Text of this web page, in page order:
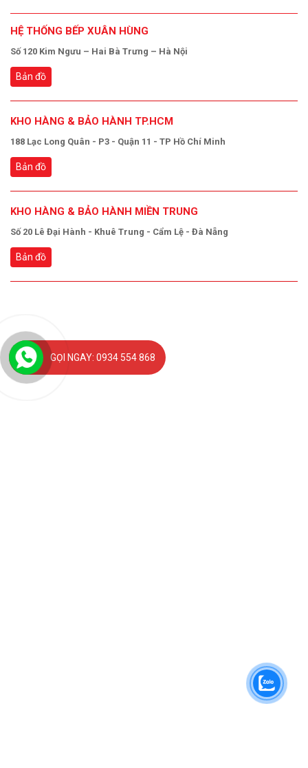
HỆ THỐNG BẾP XUÂN HÙNG
Số 120 Kim Ngưu – Hai Bà Trưng – Hà Nội
Bản đồ
KHO HÀNG & BẢO HÀNH TP.HCM
188 Lạc Long Quân - P3 - Quận 11 - TP Hồ Chí Minh
Bản đồ
KHO HÀNG & BẢO HÀNH MIỀN TRUNG
Số 20 Lê Đại Hành - Khuê Trung - Cẩm Lệ - Đà Nẵng
Bản đồ
GỌI NGAY: 0934 554 868